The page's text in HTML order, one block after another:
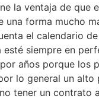
la ventaja de
una forma mucho
el calendario
esté siempre en
años porque los
lo general un
tener un contrato